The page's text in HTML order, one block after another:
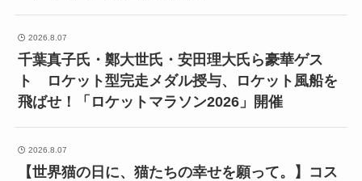
2026.8.07
千葉真子氏・鄭大世氏・安田理大氏ら豪華ゲス
ト ロケット型完走メダル授与、ロケット風船を
飛ばせ！「ロケットマラソン2026」開催
2026.8.07
【世界猫の日に、猫たちの幸せを願って。】コス